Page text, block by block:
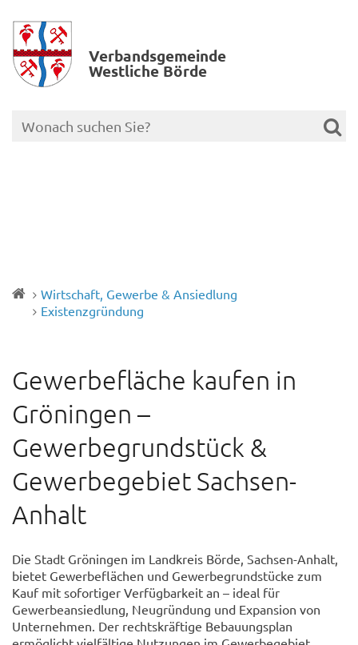
Verbands­gemeinde
Westliche Börde
Wirtschaft, Gewerbe & Ansiedlung
Existenzgründung
Gewerbefläche kaufen in
Gröningen –
Gewerbegrundstück &
Gewerbegebiet Sachsen-
Anhalt
Die Stadt Gröningen im Landkreis Börde, Sachsen-Anhalt,
bietet Gewerbeflächen und Gewerbegrundstücke zum
Kauf mit sofortiger Verfügbarkeit an – ideal für
Gewerbeansiedlung, Neugründung und Expansion von
Unternehmen. Der rechtskräftige Bebauungsplan